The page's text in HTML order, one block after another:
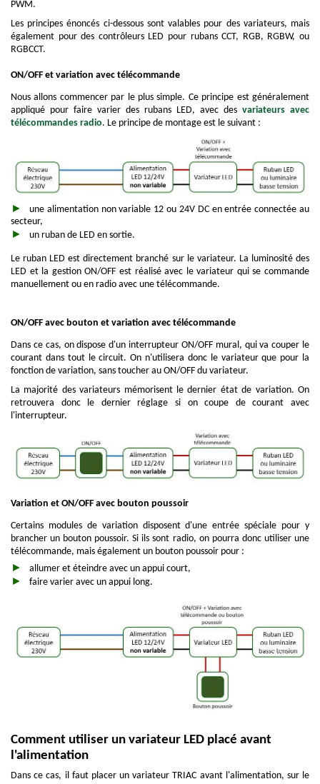
PWM.
Les principes énoncés ci-dessous sont valables pour des variateurs, mais
également pour des contrôleurs LED pour rubans CCT, RGB, RGBW, ou
RGBCCT.
ON/OFF et variation avec télécommande
Nous allons commencer par le plus simple. Ce principe est généralement
appliqué pour faire varier des rubans LED, avec des variateurs avec
télécommandes radio. Le principe de montage est le suivant :
une alimentation non variable 12 ou 24V DC en entrée connectée au
secteur,
un ruban de LED en sortie.
Le ruban LED est directement branché sur le variateur. La luminosité des
LED et la gestion ON/OFF est réalisé avec le variateur qui se commande
manuellement ou en radio avec une télécommande.
ON/OFF avec bouton et variation avec télécommande
Dans ce cas, on dispose d'un interrupteur ON/OFF mural, qui va couper le
courant dans tout le circuit. On n'utilisera donc le variateur que pour la
fonction de variation, sans toucher au ON/OFF du variateur.
La majorité des variateurs mémorisent le dernier état de variation. On
retrouvera donc le dernier réglage si on coupe de courant avec
l'interrupteur.
Variation et ON/OFF avec bouton poussoir
Certains modules de variation disposent d'une entrée spéciale pour y
brancher un bouton poussoir. Si ils sont radio, on pourra donc utiliser une
télécommande, mais également un bouton poussoir pour :
allumer et éteindre avec un appui court,
faire varier avec un appui long.
Comment utiliser un variateur LED placé avant
l'alimentation
Dans ce cas, il faut placer un variateur TRIAC avant l'alimentation, sur le